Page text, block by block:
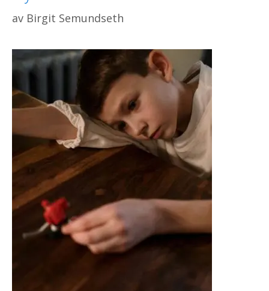
av Birgit Semundseth